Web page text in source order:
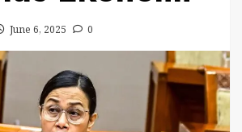
June 6, 2025 0